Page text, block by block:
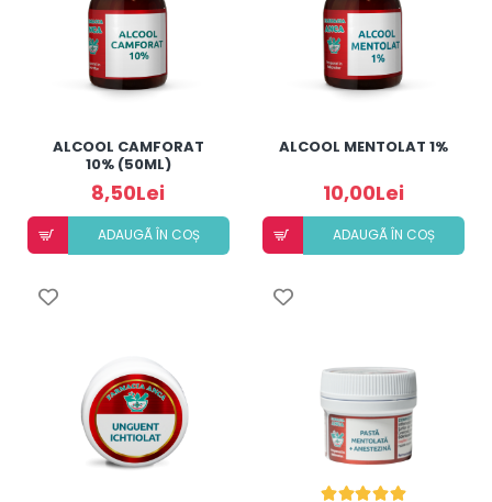
ALCOOL CAMFORAT
10% (50ML)
8,50Lei
ADAUGÃ ÎN COȘ
ALCOOL MENTOLAT 1%
10,00Lei
ADAUGÃ ÎN COȘ